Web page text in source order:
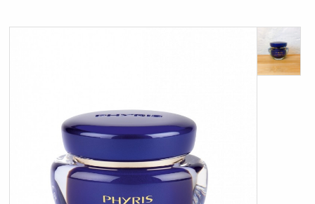
ORGANIC
NYHEDER